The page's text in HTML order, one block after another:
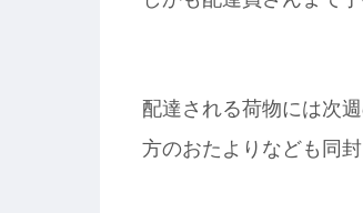
配達される荷物には次
方のおたよりなども同封